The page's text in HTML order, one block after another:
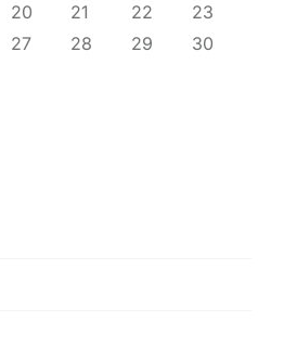
20 21 22
23
27 28 29
30